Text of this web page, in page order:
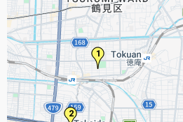
1
2